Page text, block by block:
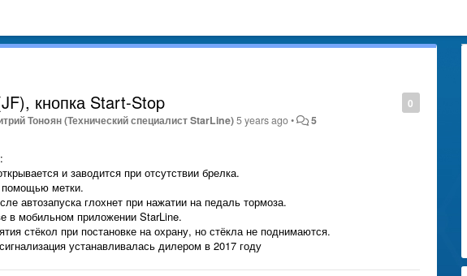
0
кнопка Start-Stop
Тонoян (Технический специалист StarLine)5 years ago• 5
и заводится при отсутствии брелка.
помощью метки.
автозапуска глохнет при нажатии на педаль тормоза.
в мобильном приложении StarLine.
стёкол при постановке на охрану, но стёкла не поднимаются.
устанавливалась дилером в 2017 году